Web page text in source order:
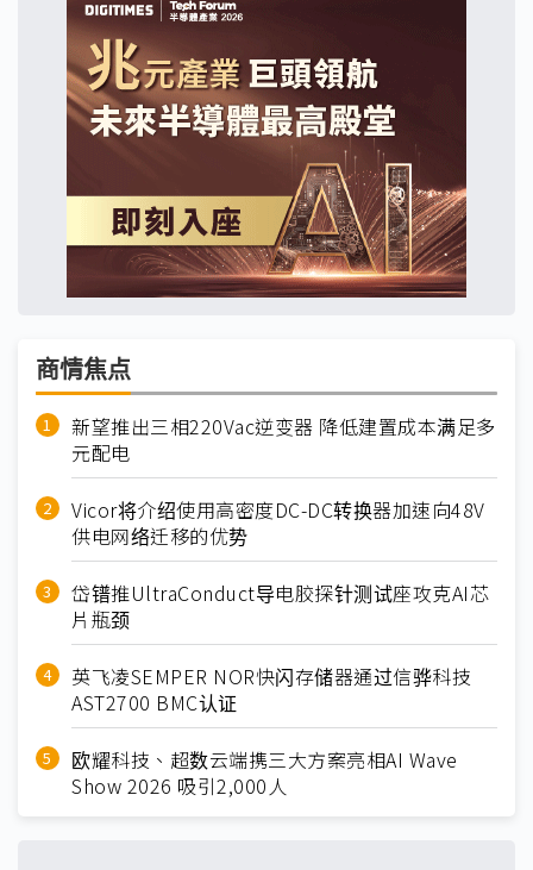
商情焦点
新望推出三相220Vac逆变器 降低建置成本满足多
元配电
Vicor将介绍使用高密度DC-DC转换器加速向48V
供电网络迁移的优势
岱镨推UltraConduct导电胶探针测试座攻克AI芯
片瓶颈
英飞凌SEMPER NOR快闪存储器通过信骅科技
AST2700 BMC认证
欧耀科技、超数云端携三大方案亮相AI Wave
Show 2026 吸引2,000人